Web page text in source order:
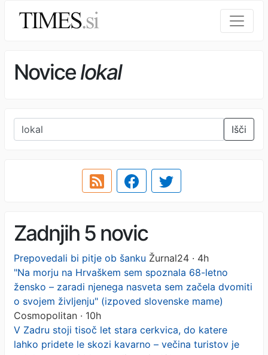
Novicelokal
Išči
Zadnjih 5 novic
Prepovedali bi pitje ob šanku Žurnal24 · 4h
"Na morju na Hrvaškem sem spoznala 68-letno
žensko – zaradi njenega nasveta sem začela dvomiti
o svojem življenju" (izpoved slovenske mame)
Cosmopolitan · 10h
V Zadru stoji tisoč let stara cerkvica, do katere
lahko pridete le skozi kavarno – večina turistov je